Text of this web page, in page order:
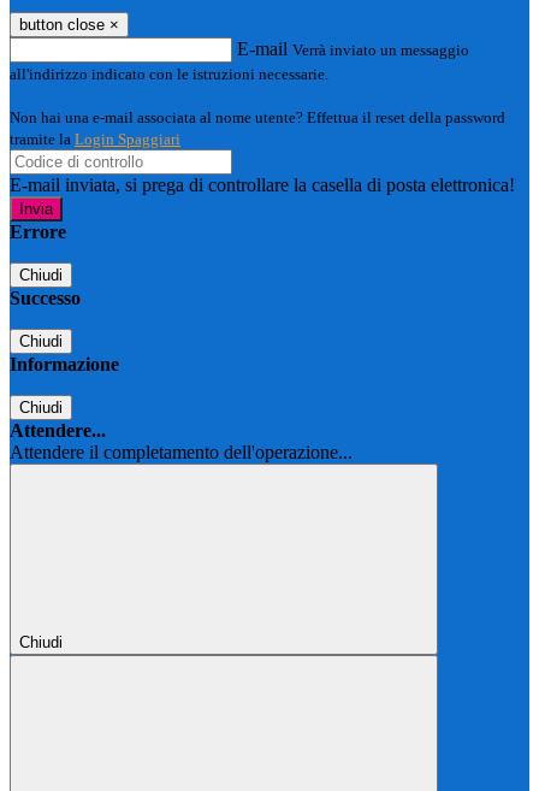
button close ×
E-mail Verrà inviato un messaggio
all'indirizzo indicato con le istruzioni necessarie.
Non hai una e-mail associata al nome utente? Effettua il reset della password
tramite la Login Spaggiari
E-mail inviata, si prega di controllare la casella di posta elettronica!
Errore
Chiudi
Successo
Chiudi
Informazione
Chiudi
Attendere...
Attendere il completamento dell'operazione...
Chiudi